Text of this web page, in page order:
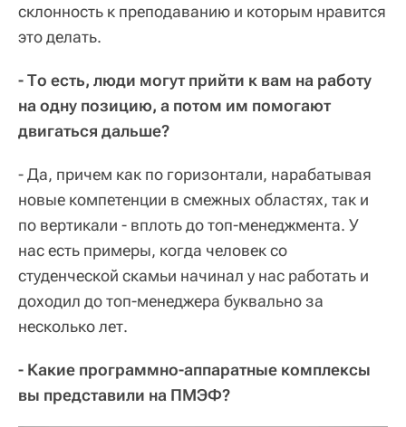
склонность к преподаванию и которым нравится
это делать.
- То есть, люди могут прийти к вам на работу
на одну позицию, а потом им помогают
двигаться дальше?
- Да, причем как по горизонтали, нарабатывая
новые компетенции в смежных областях, так и
по вертикали - вплоть до топ-менеджмента. У
нас есть примеры, когда человек со
студенческой скамьи начинал у нас работать и
доходил до топ-менеджера буквально за
несколько лет.
- Какие программно-аппаратные комплексы
вы представили на ПМЭФ?